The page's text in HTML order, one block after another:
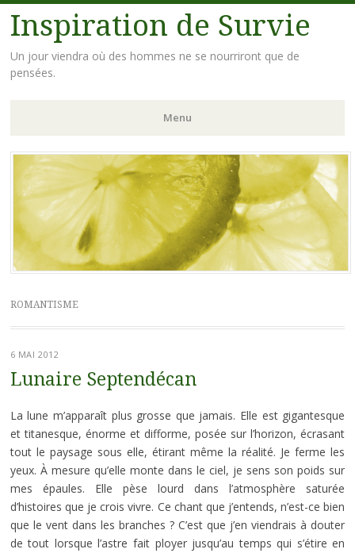
Inspiration de Survie
Un jour viendra où des hommes ne se nourriront que de
pensées.
Menu
Aller
au
contenu
principal
ROMANTISME
6 MAI 2012
Lunaire Septendécan
La lune m’apparaît plus grosse que jamais. Elle est gigantesque
et titanesque, énorme et difforme, posée sur l’horizon, écrasant
tout le paysage sous elle, étirant même la réalité. Je ferme les
yeux. À mesure qu’elle monte dans le ciel, je sens son poids sur
mes épaules. Elle pèse lourd dans l’atmosphère saturée
d’histoires que je crois vivre. Ce chant que j’entends, n’est-ce bien
que le vent dans les branches ? C’est que j’en viendrais à douter
de tout lorsque l’astre fait ployer jusqu’au temps qui s’étire en